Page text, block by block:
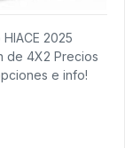
2025
de 4X2 Precios
e info!